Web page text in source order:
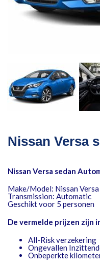
Nissan Versa
Nissan Versa sedan
Make/Model: Nissan Versa
Transmission: Automatic
Geschikt voor 5 personen
De vermelde prijzen zijn
All-Risk verzekering
Ongevallen
Onbeperkte